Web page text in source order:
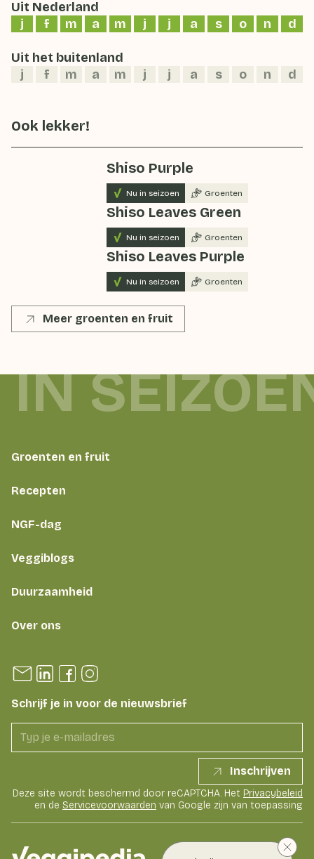
Uit Nederland
j
f m a m j j a s o n d
Uit het buitenland
j
f m a m j j a s o n d
Ook lekker!
Shiso Purple
Nu in seizoen Groenten
Shiso Leaves Green
Nu in seizoen Groenten
Shiso Leaves Purple
Nu in seizoen Groenten
Meer groenten en fruit
Groenten en fruit
Recepten
NGF-dag
Veggiblogs
Duurzaamheid
Over ons
Schrijf je in voor de nieuwsbrief
Inschrijven
Deze site wordt beschermd door reCAPTCHA. Het Privacybeleid
en de Servicevoorwaarden van Google zijn van toepassing